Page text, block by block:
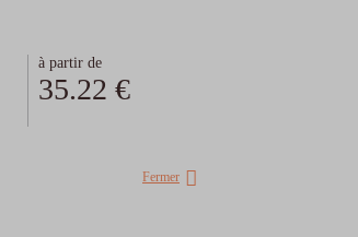
à partir de
35.22 €
Fermer